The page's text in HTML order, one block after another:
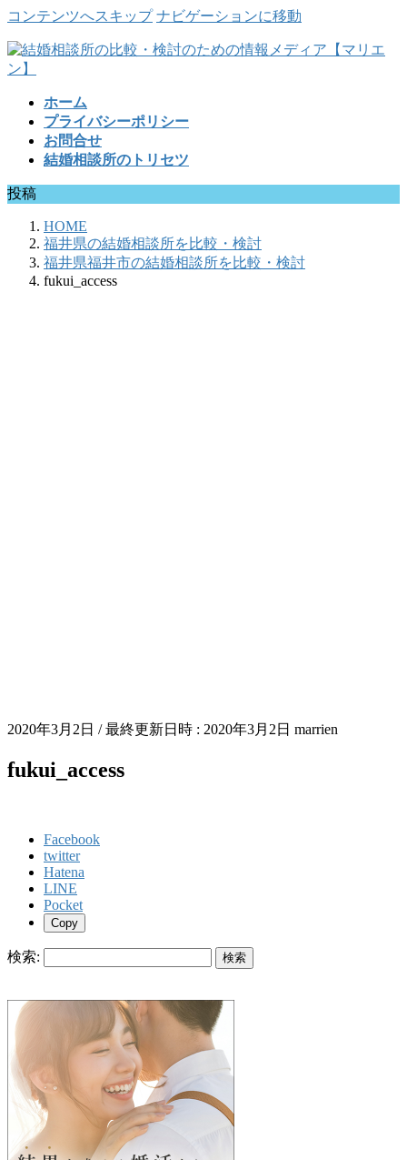
コンテンツへスキップ ナビゲーションに移動
ホーム
プライバシーポリシー
お問合せ
結婚相談所のトリセツ
投稿
HOME
福井県の結婚相談所を比較・検討
福井県福井市の結婚相談所を比較・検討
fukui_access
2020年3月2日 / 最終更新日時 : 2020年3月2日 marrien
fukui_access
Facebook
twitter
Hatena
LINE
Pocket
Copy
検索: